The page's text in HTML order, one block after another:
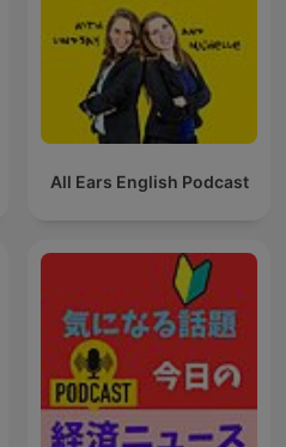
All Ears English Podcast